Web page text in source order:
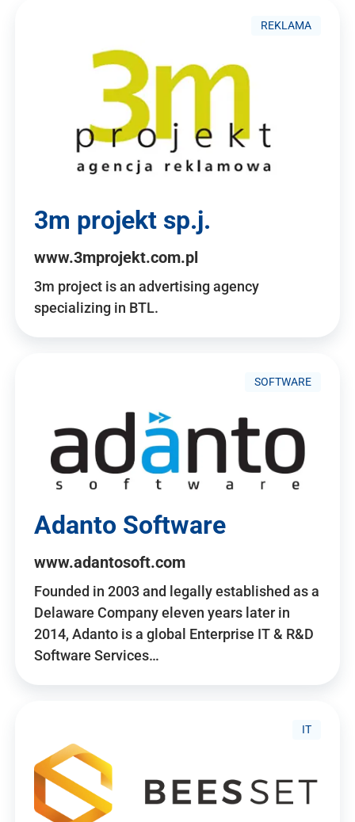
REKLAMA
3m projekt sp.j.
www.3mprojekt.com.pl
3m project is an advertising agency
specializing in BTL.
SOFTWARE
Adanto Software
www.adantosoft.com
Founded in 2003 and legally established as a
Delaware Company eleven years later in
2014, Adanto is a global Enterprise IT & R&D
Software Services…
IT